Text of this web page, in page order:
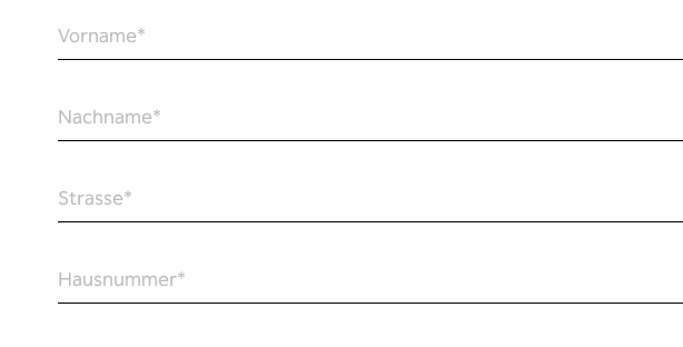
Vorname*
Nachname*
Strasse*
Hausnummer*